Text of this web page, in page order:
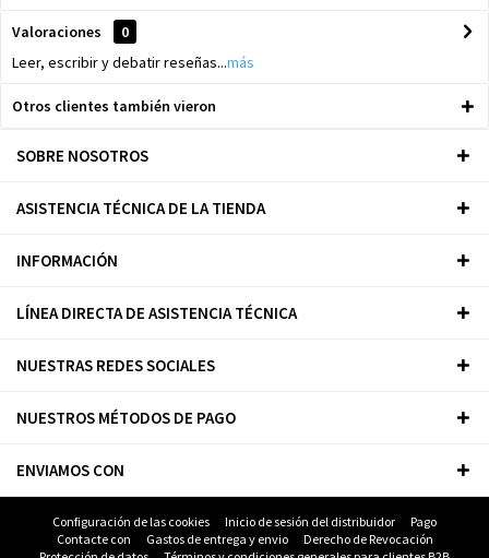
Valoraciones
0
Leer, escribir y debatir reseñas...más
Otros clientes también vieron
SOBRE NOSOTROS
ASISTENCIA TÉCNICA DE LA TIENDA
INFORMACIÓN
LÍNEA DIRECTA DE ASISTENCIA TÉCNICA
NUESTRAS REDES SOCIALES
NUESTROS MÉTODOS DE PAGO
ENVIAMOS CON
Configuración de las cookies Inicio de sesión del distribuidor
Pago
Contacte con
Gastos de entrega y envio
Derecho de Revocación